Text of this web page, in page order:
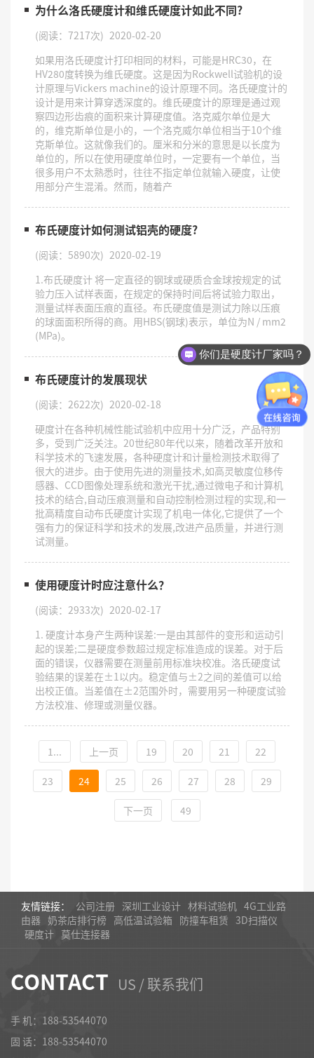
为什么洛氏硬度计和维氏硬度计如此不同?
(阅读：7217次) 2020-02-20
​如果用洛氏硬度计打印相同的材料，可能是HRC30，在
HV280度转换为维氏硬度。这是因为Rockwell试验机的设
计原理与Vickers machine的设计原理不同。洛氏硬度计的
设计是用来计算穿透深度的。维氏硬度计的原理是通过观
察四边形齿痕的面积来计算硬度值。洛克威尔单位是大
的，维克斯单位是小的，一个洛克威尔单位相当于10个维
克斯单位。这就像我们的。厘米和分米的意思是以长度为
单位的，所以在使用硬度单位时，一定要有一个单位，当
很多用户不太熟悉时，往往不指定单位就输入硬度，让使
用部分产生混淆。然而，随着产
布氏硬度计如何测试铝壳的硬度?
(阅读：5890次) 2020-02-19
1.布氏硬度计 将一定直径的钢球或硬质合金球按规定的试
验力压入试样表面，在规定的保持时间后将试验力取出，
测量试样表面压痕的直径。布氏硬度值是测试力除以压痕
的球面面积所得的商。用HBS(钢球)表示，单位为N / mm2
(MPa)。
布氏硬度计的发展现状
(阅读：2622次) 2020-02-18
硬度计在各种机械性能试验机中应用十分广泛，产品特别
多，受到广泛关注。20世纪80年代以来，随着改革开放和
科学技术的飞速发展，各种硬度计和计量检测技术取得了
很大的进步。由于使用先进的测量技术,如高灵敏度位移传
感器、CCD图像处理系统和激光干扰,通过微电子和计算机
技术的结合,自动压痕测量和自动控制检测过程的实现,和一
批高精度自动布氏硬度计实现了机电一体化,它提供了一个
强有力的保证科学和技术的发展,改进产品质量，并进行测
试测量。
使用硬度计时应注意什么？
(阅读：2933次) 2020-02-17
​1. 硬度计本身产生两种误差:一是由其部件的变形和运动引
起的误差;二是硬度参数超过规定标准造成的误差。对于后
面的错误，仪器需要在测量前用标准块校准。洛氏硬度试
验结果的误差在±1以内。稳定值与±2之间的差值可以给
出校正值。当差值在±2范围外时，需要用另一种硬度试验
方法校准、修理或测量仪器。
1... 上一页 19 20 21 22
23 24 25 26 27 28 29
下一页 49
友情链接： 公司注册 深圳工业设计 材料试验机 4G工业路
由器 奶茶店排行榜 高低温试验箱 防撞车租赁 3D扫描仪
硬度计 莫仕连接器
CONTACT US / 联系我们
手 机：188-53544070
固 话： 188-53544070
你们是硬度计厂家吗？